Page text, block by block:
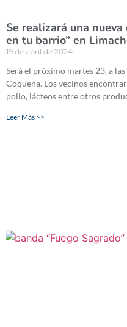
Se realizará una
en tu barrio” en
19 de abril de 2024
Será el próximo martes 23, a
Coquena. Los vecinos
pollo, lácteos entre otros
Leer Más >>